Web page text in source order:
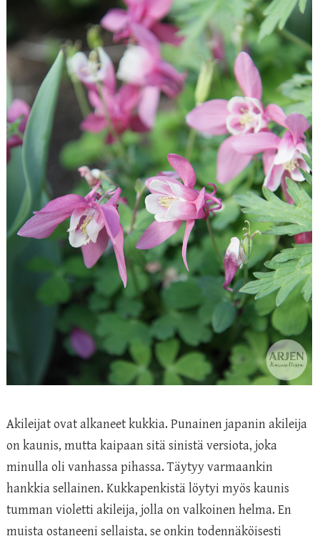
Akileijat ovat alkaneet kukkia. Punainen japanin akileija
on kaunis, mutta kaipaan sitä sinistä versiota, joka
minulla oli vanhassa pihassa. Täytyy varmaankin
hankkia sellainen. Kukkapenkistä löytyi myös kaunis
tumman violetti akileija, jolla on valkoinen helma. En
muista ostaneeni sellaista, se onkin todennäköisesti